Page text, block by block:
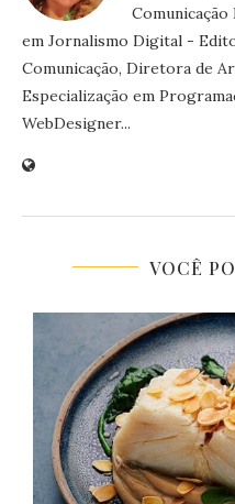
em Jornalismo Digital -
Comunicação, Diretora de
Especialização em
WebDesigner...
VOCÊ